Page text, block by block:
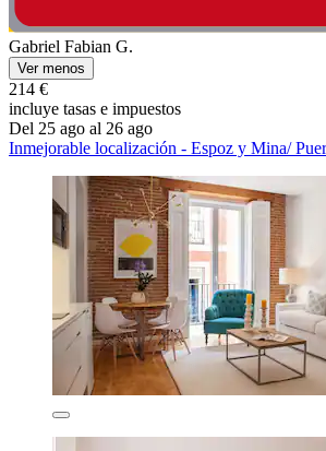
Gabriel Fabian G.
Ver menos
214 €
incluye tasas e impuestos
Del 25 ago al 26 ago
Inmejorable localización - Espoz y Mina/